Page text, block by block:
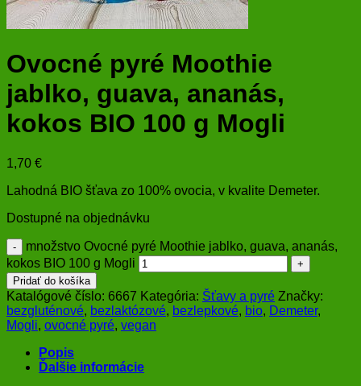
Ovocné pyré Moothie
jablko, guava, ananás,
kokos BIO 100 g Mogli
1,70 €
Lahodná BIO šťava zo 100% ovocia, v kvalite Demeter.
Dostupné na objednávku
množstvo Ovocné pyré Moothie jablko, guava, ananás,
kokos BIO 100 g Mogli
Pridať do košíka
Katalógové číslo: 6667 Kategória: Šťavy a pyré Značky:
bezgluténové, bezlaktózové, bezlepkové, bio, Demeter,
Mogli, ovocné pyré, vegan
Popis
Ďalšie informácie